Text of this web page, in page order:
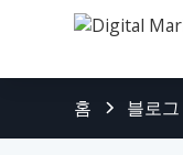
홈 블로그